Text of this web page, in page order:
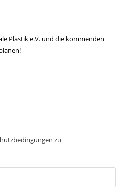
Plastik e.V. und die kommenden
zu